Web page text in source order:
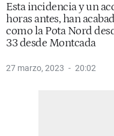
Esta incidencia y un
horas antes, han
como la Pota Nord
33 desde Montcada
27 marzo, 2023 20:02